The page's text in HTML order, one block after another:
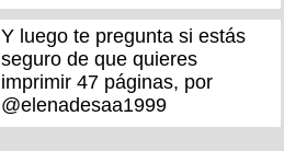
Y luego te pregunta si estás
seguro de que quieres
imprimir 47 páginas, por
@elenadesaa1999